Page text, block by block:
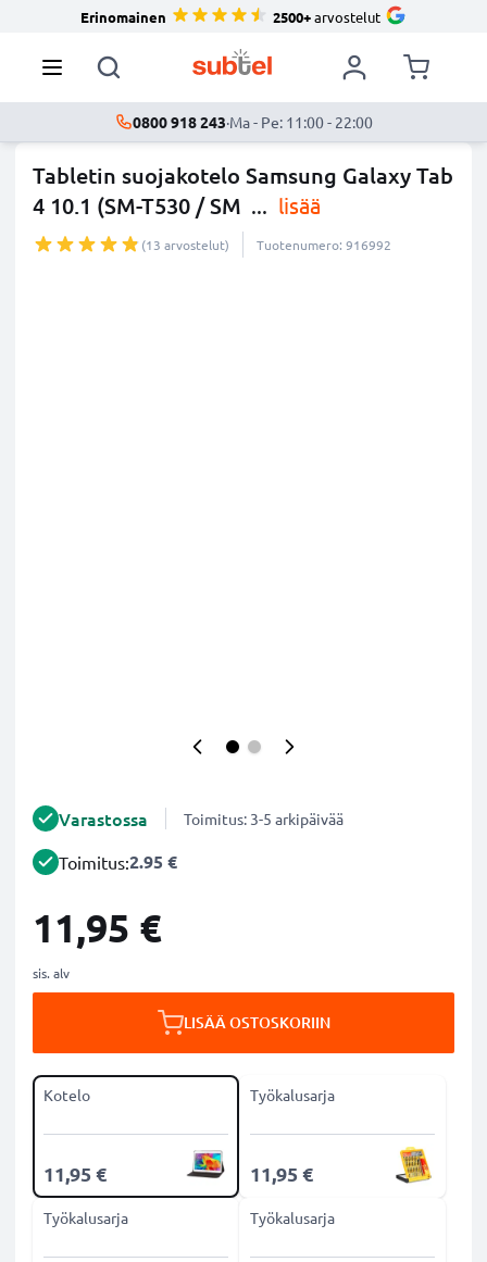
Erinomainen 2500+arvostelut
0800 918 243·Ma - Pe: 11:00 - 22:00
Tabletin suojakotelo Samsung Galaxy Tab
4 10.1 (SM-T530 / SM ... lisää
(13 arvostelut) Tuotenumero: 916992
Varastossa Toimitus: 3-5 arkipäivää
Toimitus:2.95 €
11,95 €
sis. alv
LISÄÄ OSTOSKORIIN
Kotelo
11,95 €
Työkalusarja
11,95 €
Työkalusarja Työkalusarja